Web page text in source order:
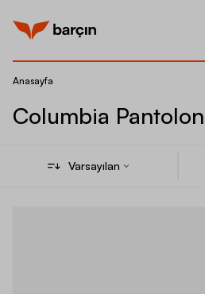
Anasayfa
Columbia Pantolon
Varsayılan